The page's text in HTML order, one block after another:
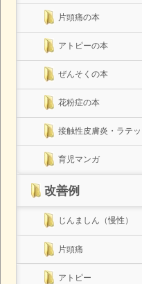
片頭痛の本
アトピーの本
ぜんそくの本
花粉症の本
接触性皮膚炎・ラテ
育児マンガ
改善例
じんましん（慢性）
片頭痛
アトピー